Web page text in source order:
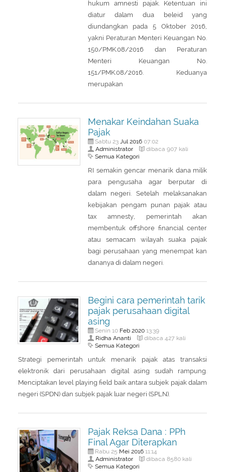
hukum amnesti pajak. Ketentuan ini
diatur dalam dua beleid yang
diundangkan pada 5 Oktober 2016,
yakni Peraturan Menteri Keuangan No.
150/PMK.08/2016 dan Peraturan
Menteri Keuangan No.
151/PMK.08/2016. Keduanya
merupakan
Menakar Keindahan Suaka
Pajak
Sabtu 23 Jul 201607:02
Administrator dibaca 907 kali
Semua Kategori
RI semakin gencar menarik dana milik
para pengusaha agar berputar di
dalam negeri. Setelah melaksanakan
kebijakan pengam punan pajak atau
tax amnesty, pemerintah akan
membentuk offshore financial center
atau semacam wilayah suaka pajak
bagi perusahaan yang menempat kan
dananya di dalam negeri.
Begini cara pemerintah tarik
pajak perusahaan digital
asing
Senin 10 Feb 202013:39
Ridha Ananti dibaca 427 kali
Semua Kategori
Strategi pemerintah untuk menarik pajak atas transaksi
elektronik dari perusahaan digital asing sudah rampung.
Menciptakan level playing field baik antara subjek pajak dalam
negeri (SPDN) dan subjek pajak luar negeri (SPLN).
Pajak Reksa Dana : PPh
Final Agar Diterapkan
Rabu 25 Mei 201611:14
Administrator dibaca 8580 kali
Semua Kategori